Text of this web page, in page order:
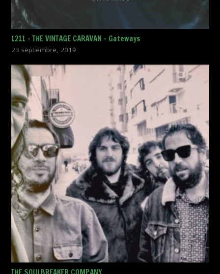
1211 – THE VINTAGE CARAVAN – Gateways
23 septiembre, 2019